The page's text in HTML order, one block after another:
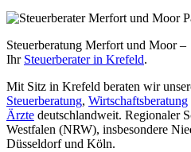
Steuerberatung Merfort und Moor –
Ihr Steuerberater in Krefeld.
Mit Sitz in Krefeld beraten wir
Steuerberatung, Wirtschaftsberatung
Ärzte deutschlandweit. Regionaler
Westfalen (NRW), insbesondere
Düsseldorf und Köln.